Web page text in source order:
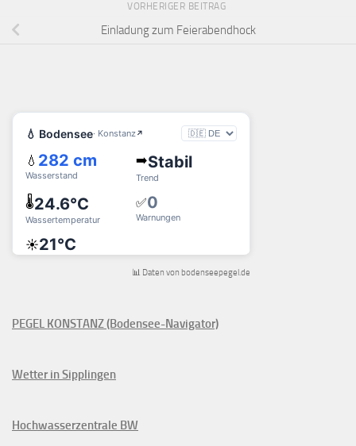
VORHERIGER BEITRAG
Einladung zum Feierabendhock
📊 Daten von bodenseepegel.de
PEGEL KONSTANZ (Bodensee-Navigator)
Wetter in Sipplingen
Hochwasserzentrale BW